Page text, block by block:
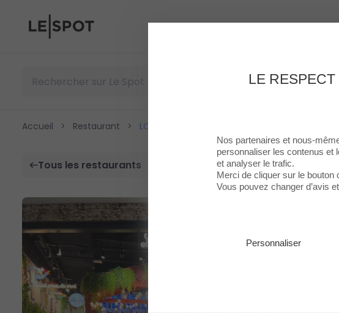
Le Spot
Accueil > Restaurant > LOS POLLOS
Tous les restaurants
LE
Nos partenaires et nous-
personnaliser les contenus et
et analyser le trafic.
Merci de cliquer sur le
Vous pouvez changer d’avis
Personnaliser